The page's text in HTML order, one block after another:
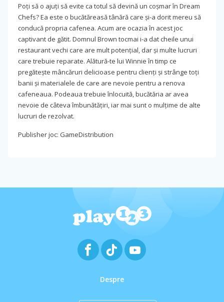
Poți să o ajuți să evite ca totul să devină un coșmar în Dream
Chefs? Ea este o bucătăreasă tânără care și-a dorit mereu să
conducă propria cafenea. Acum are ocazia în acest joc
captivant de gătit. Domnul Brown tocmai i-a dat cheile unui
restaurant vechi care are mult potențial, dar și multe lucruri
care trebuie reparate. Alătură-te lui Winnie în timp ce
pregătește mâncăruri delicioase pentru clienți și strânge toți
banii și materialele de care are nevoie pentru a renova
cafeneaua. Podeaua trebuie înlocuită, bucătăria ar avea
nevoie de câteva îmbunătățiri, iar mai sunt o mulțime de alte
lucruri de rezolvat.
Publisher joc: GameDistribution
Despre